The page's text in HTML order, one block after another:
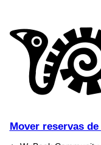
Mover reservas